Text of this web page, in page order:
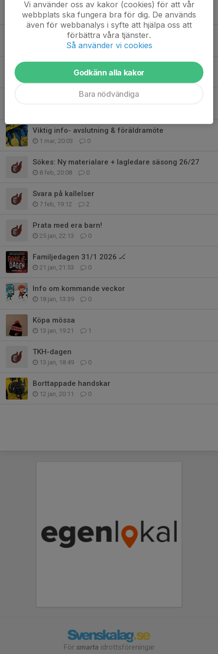
Sammanfattning föräldramöte
22 mar, 20:16 2
Säsongsavslutning på söndag
20 mar, 21:54 0
Slipning av skridskor
14 mar, 12:07 0
Felaktig kallelse till träning idag!
Viktig info- avslutning & föräldramöte
1 mar, 20:03 0
Sökes: Ny materialare + lagledare säsong 26/27
8 feb, 20:08 0
Svara på kallelser
7 feb, 19:12 2
Prata med era barn!
25 jan, 22:13 0
Familjedagen 31/1 2026 🏒
21 jan, 21:53 0
Info om kommande veckor
18 jan, 13:39 0
Köpa mössa
13 jan, 19:21 1
TKH-dagen
13 jan, 18:49 0
Borttappade handskar
12 jan, 20:11 0
För smarta idrottsföreningar
Vi använder oss av kakor (cookies) för att vår
webbplats ska fungera bra för dig. De används
även för webbanalys i syfte att hjälpa oss att
förbättra våra tjänster.
Så använder vi cookies
Godkänn alla kakor
Bara nödvändiga